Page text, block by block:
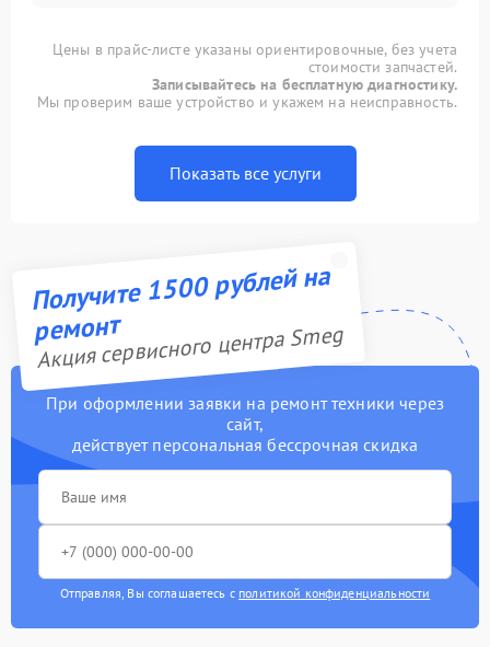
Цены в прайс-листе указаны ориентировочные, без учета
стоимости запчастей.
Записывайтесь на бесплатную диагностику.
Мы проверим ваше устройство и укажем на неисправность.
Показать все услуги
Получите 1500 рублей на
ремонт
Акция сервисного центра Smeg
При оформлении заявки на ремонт техники через
сайт,
действует персональная бессрочная скидка
Отправляя, Вы соглашаетесь с политикой конфиденциальности